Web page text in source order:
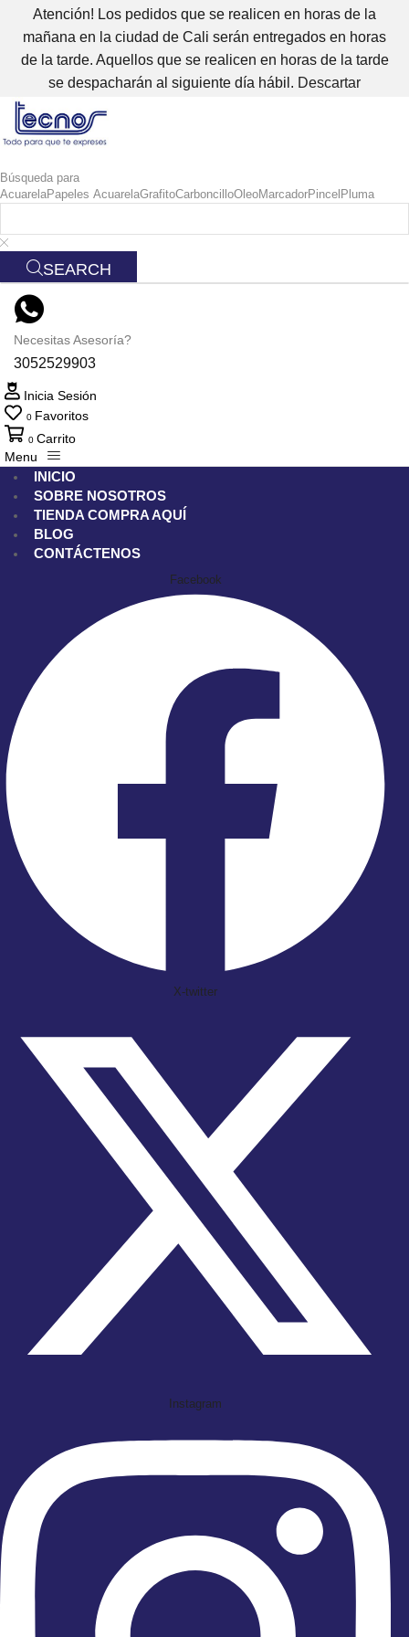
Atención! Los pedidos que se realicen en horas de la
mañana en la ciudad de Cali serán entregados en horas
de la tarde. Aquellos que se realicen en horas de la tarde
se despacharán al siguiente día hábil. Descartar
Búsqueda para
AcuarelaPapeles AcuarelaGrafitoCarboncilloOleoMarcadorPincel Pluma
SEARCH
Necesitas Asesoría?
3052529903
Inicia Sesión
0 Favoritos
0 Carrito
Menu
INICIO
SOBRE NOSOTROS
TIENDA COMPRA AQUÍ
BLOG
CONTÁCTENOS
Facebook
X-twitter
Instagram